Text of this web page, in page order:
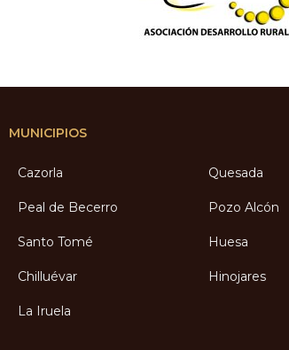
MUNICIPIOS
Cazorla
Peal de Becerro
Santo Tomé
Chilluévar
La Iruela
Quesada
Pozo Alcón
Huesa
Hinojares